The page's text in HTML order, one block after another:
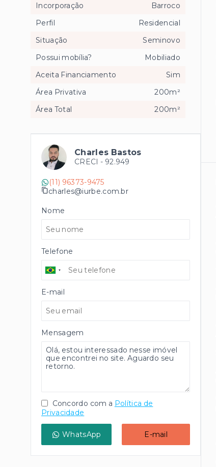
Incorporação
Barroco
Perfil
Residencial
Situação
Seminovo
Possui mobília?
Mobiliado
Aceita Financiamento
Sim
Área Privativa
200m²
Área Total
200m²
Charles Bastos
CRECI - 92.949
(11) 96373-9475
charles@iurbe.com.br
Nome
Telefone
E-mail
Mensagem
Concordo com a Política de
Privacidade
WhatsApp E-mail